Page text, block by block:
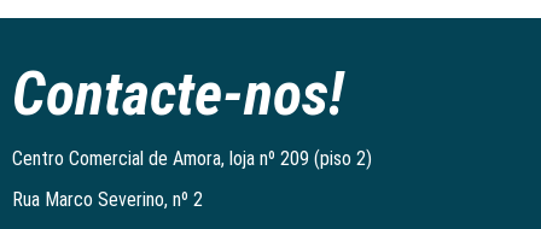
Contacte-nos!
Centro Comercial de Amora, loja nº 209 (piso 2)
Rua Marco Severino, nº 2